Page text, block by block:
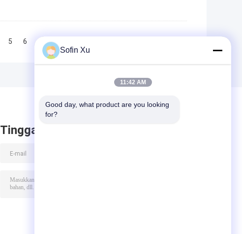
5 6 8
Tinggalkan pesan
Sofin Xu
11:42 AM
Good day, what product are you looking
for?